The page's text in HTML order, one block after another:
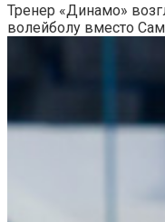
Тренер «Динамо»
волейболу вместо